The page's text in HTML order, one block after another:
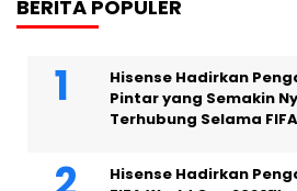
BERITA POPULER
Hisense Hadirkan
Pintar yang Semakin
Terhubung Selama
Hisense Hadirkan